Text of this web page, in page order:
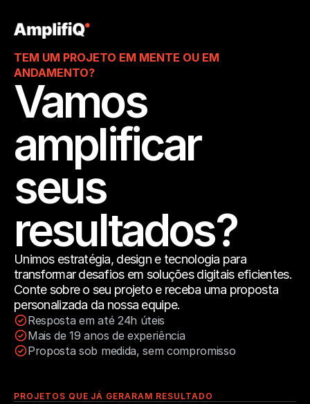
TEM UM PROJETO EM MENTE OU EM
ANDAMENTO?
Vamos
amplificar
seus
resultados?
Unimos estratégia, design e tecnologia para
transformar desafios em soluções digitais eficientes.
Conte sobre o seu projeto e receba uma proposta
personalizada da nossa equipe.
Resposta em até 24h úteis
Mais de 19 anos de experiência
Proposta sob medida, sem compromisso
PROJETOS QUE JÁ GERARAM RESULTADO